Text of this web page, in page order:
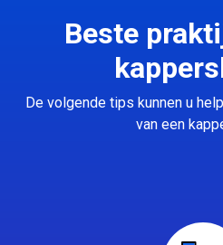
Beste
De volgende tips kunnen u
van een